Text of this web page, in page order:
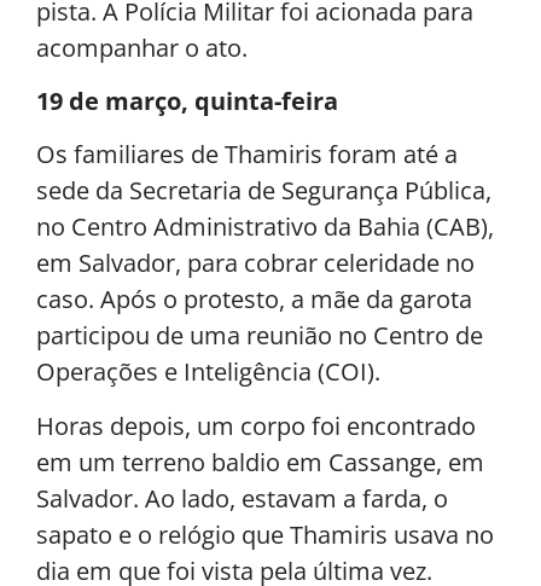
pista. A Polícia Militar foi acionada para
acompanhar o ato.
19 de março, quinta-feira
Os familiares de Thamiris foram até a
sede da Secretaria de Segurança Pública,
no Centro Administrativo da Bahia (CAB),
em Salvador, para cobrar celeridade no
caso. Após o protesto, a mãe da garota
participou de uma reunião no Centro de
Operações e Inteligência (COI).
Horas depois, um corpo foi encontrado
em um terreno baldio em Cassange, em
Salvador. Ao lado, estavam a farda, o
sapato e o relógio que Thamiris usava no
dia em que foi vista pela última vez.